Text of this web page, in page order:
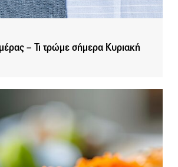
– Τι τρώμε σήμερα Κυριακή